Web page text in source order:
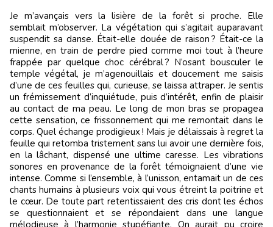
Je m’avançais vers la lisière de la forêt si proche. Elle
semblait m’observer. La végétation qui s’agitait auparavant
suspendit sa danse. Était-elle douée de raison ? Était-ce la
mienne, en train de perdre pied comme moi tout à l’heure
frappée par quelque choc cérébral ? N’osant bousculer le
temple végétal, je m’agenouillais et doucement me saisis
d’une de ces feuilles qui, curieuse, se laissa attraper. Je sentis
un frémissement d’inquiétude, puis d’intérêt, enfin de plaisir
au contact de ma peau. Le long de mon bras se propagea
cette sensation, ce frissonnement qui me remontait dans le
corps. Quel échange prodigieux ! Mais je délaissais à regret la
feuille qui retomba tristement sans lui avoir une dernière fois,
en la lâchant, dispensé une ultime caresse. Les vibrations
sonores en provenance de la forêt témoignaient d’une vie
intense. Comme si l’ensemble, à l’unisson, entamait un de ces
chants humains à plusieurs voix qui vous étreint la poitrine et
le cœur. De toute part retentissaient des cris dont les échos
se questionnaient et se répondaient dans une langue